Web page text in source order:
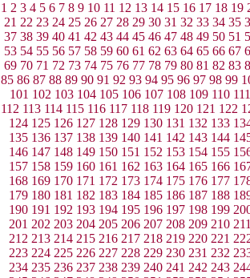
1 2 3 4 5 6 7 8 9 10 11 12 13 14 15 16 17 18 19
21 22 23 24 25 26 27 28 29 30 31 32 33 34 35
37 38 39 40 41 42 43 44 45 46 47 48 49 50 51
53 54 55 56 57 58 59 60 61 62 63 64 65 66 67
69 70 71 72 73 74 75 76 77 78 79 80 81 82 83
85 86 87 88 89 90 91 92 93 94 95 96 97 98 99
101 102 103 104 105 106 107 108 109 110 111
112 113 114 115 116 117 118 119 120 121 122
124 125 126 127 128 129 130 131 132 133
135 136 137 138 139 140 141 142 143 144
146 147 148 149 150 151 152 153 154 155
157 158 159 160 161 162 163 164 165 166
168 169 170 171 172 173 174 175 176 177
179 180 181 182 183 184 185 186 187 188
190 191 192 193 194 195 196 197 198 199
201 202 203 204 205 206 207 208 209 210
212 213 214 215 216 217 218 219 220 221
223 224 225 226 227 228 229 230 231 232
234 235 236 237 238 239 240 241 242 243